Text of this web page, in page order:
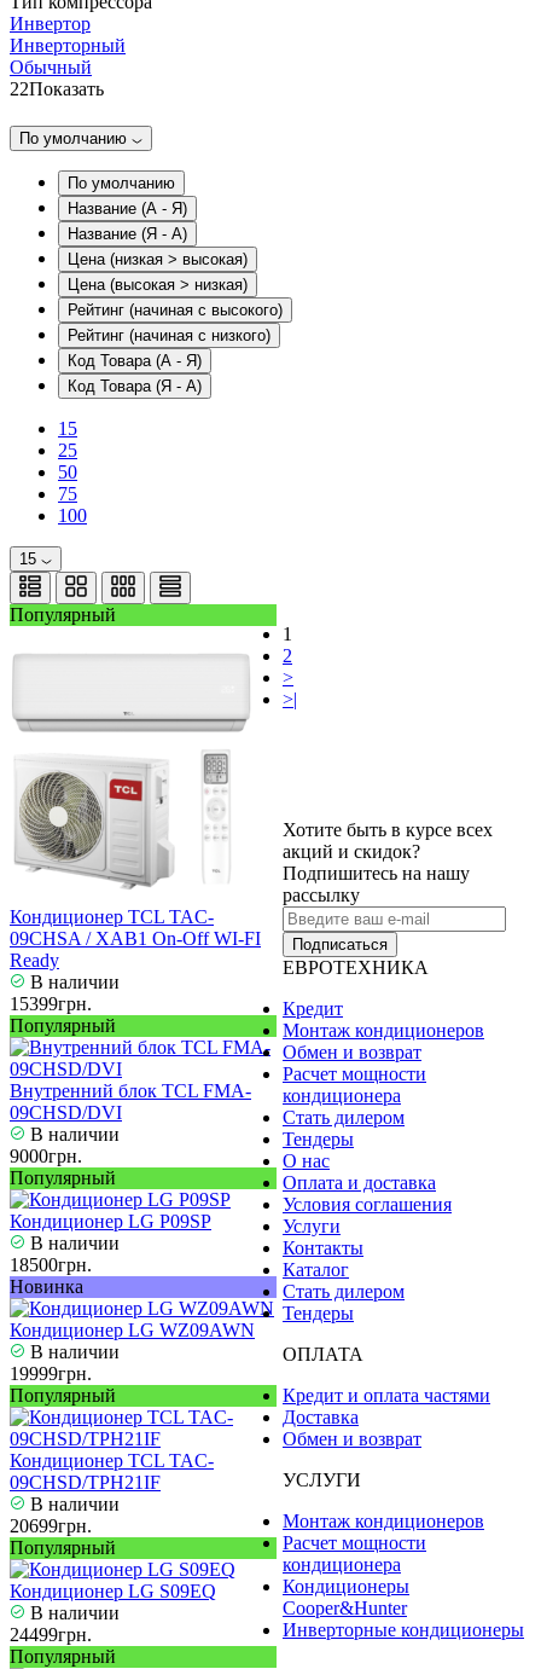
Инвертор
Инверторный
Обычный
22Показать
По умолчанию
По умолчанию
Название (А - Я)
Название (Я - А)
Цена (низкая > высокая)
Цена (высокая > низкая)
Рейтинг (начиная с высокого)
Рейтинг (начиная с низкого)
Код Товара (А - Я)
Код Товара (Я - А)
15
25
50
75
100
15
Популярный
Кондиционер TCL TAC-
09CHSA / XAB1 On-Off WI-FI
Ready
В наличии
15399грн.
Популярный
Внутренний блок TCL FMA-
09CHSD/DVI
В наличии
9000грн.
Популярный
Кондиционер LG P09SP
В наличии
18500грн.
Новинка
Кондиционер LG WZ09AWN
В наличии
19999грн.
Популярный
Кондиционер TCL TAC-
09CHSD/TPH21IF
В наличии
20699грн.
Популярный
Кондиционер LG S09EQ
В наличии
24499грн.
Популярный
1
2
>
>|
Хотите быть в курсе всех
акций и скидок?
Подпишитесь на нашу
рассылку
Подписаться
ЕВРОТЕХНИКА
Кредит
Монтаж кондиционеров
Обмен и возврат
Расчет мощности
кондиционера
Стать дилером
Тендеры
О нас
Оплата и доставка
Условия соглашения
Услуги
Контакты
Каталог
Стать дилером
Тендеры
ОПЛАТА
Кредит и оплата частями
Доставка
Обмен и возврат
УСЛУГИ
Монтаж кондиционеров
Расчет мощности
кондиционера
Кондиционеры
Cooper&Hunter
Инверторные кондиционеры